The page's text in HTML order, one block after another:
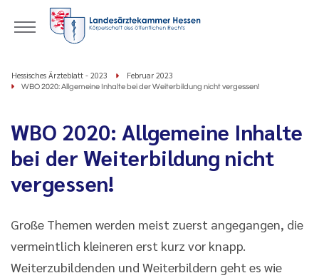
Hessisches Ärzteblatt - 2023 Februar 2023
WBO 2020: Allgemeine Inhalte bei der Weiterbildung nicht vergessen!
WBO 2020: Allgemeine Inhalte
bei der Weiterbildung nicht
vergessen!
Große Themen werden meist zuerst angegangen, die
vermeintlich kleineren erst kurz vor knapp.
Weiterzubildenden und Weiterbildern geht es wie